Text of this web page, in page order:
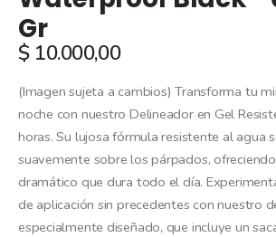
the
images
gallery
Gr
$ 10.000,00
(Imagen sujeta a cambios) Transforma tu
noche con nuestro Delineador en Gel
horas. Su lujosa fórmula resistente al agua
suavemente sobre los párpados,
dramático que dura todo el día.
de aplicación sin precedentes con nuestro
especialmente diseñado, que incluye un